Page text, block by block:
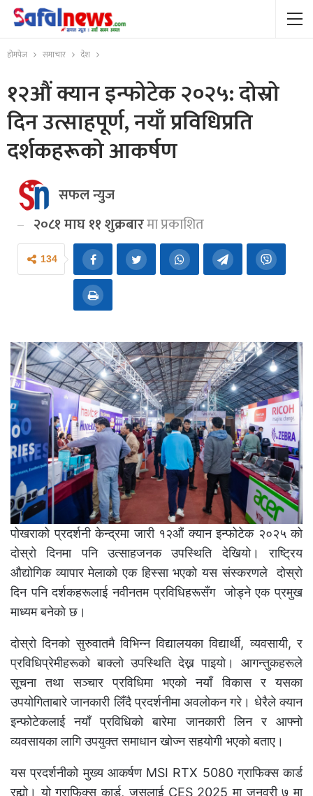
होमपेज समाचार देश
१२औं क्यान इन्फोटेक २०२५: दोस्रो
दिन उत्साहपूर्ण, नयाँ प्रविधिप्रति
दर्शकहरूको आकर्षण
सफल न्युज
२०८१ माघ ११ शुक्रबारमा प्रकाशित
134
पोखराको प्रदर्शनी केन्द्रमा जारी १२औं क्यान इन्फोटेक २०२५ को
दोस्रो दिनमा पनि उत्साहजनक उपस्थिति देखियो। राष्ट्रिय
औद्योगिक व्यापार मेलाको एक हिस्सा भएको यस संस्करणले दोस्रो
दिन पनि दर्शकहरूलाई नवीनतम प्रविधिहरूसँग जोड्ने एक प्रमुख
माध्यम बनेकाे छ।
दोस्रो दिनको सुरुवातमै विभिन्न विद्यालयका विद्यार्थी, व्यवसायी, र
प्रविधिप्रेमीहरूको बाक्लो उपस्थिति देख्न पाइयो। आगन्तुकहरूले
सूचना तथा सञ्चार प्रविधिमा भएको नयाँ विकास र यसका
उपयोगिताबारे जानकारी लिँदै प्रदर्शनीमा अवलोकन गरे। धेरैले क्यान
इन्फोटेकलाई नयाँ प्रविधिको बारेमा जानकारी लिन र आफ्नो
व्यवसायका लागि उपयुक्त समाधान खोज्न सहयोगी भएको बताए।
यस प्रदर्शनीको मुख्य आकर्षण MSI RTX 5080 ग्राफिक्स कार्ड
रह्यो। यो ग्राफिक्स कार्ड, जसलाई CES 2025 मा जनवरी ७ मा